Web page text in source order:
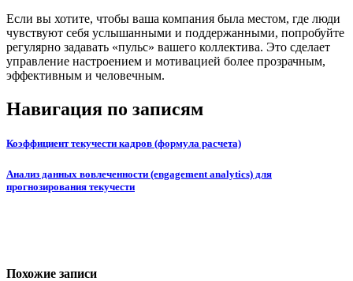
Если вы хотите, чтобы ваша компания была местом, где люди
чувствуют себя услышанными и поддержанными, попробуйте
регулярно задавать «пульс» вашего коллектива. Это сделает
управление настроением и мотивацией более прозрачным,
эффективным и человечным.
Навигация по записям
Коэффициент текучести кадров (формула расчета)
Анализ данных вовлеченности (engagement analytics) для
прогнозирования текучести
Похожие записи